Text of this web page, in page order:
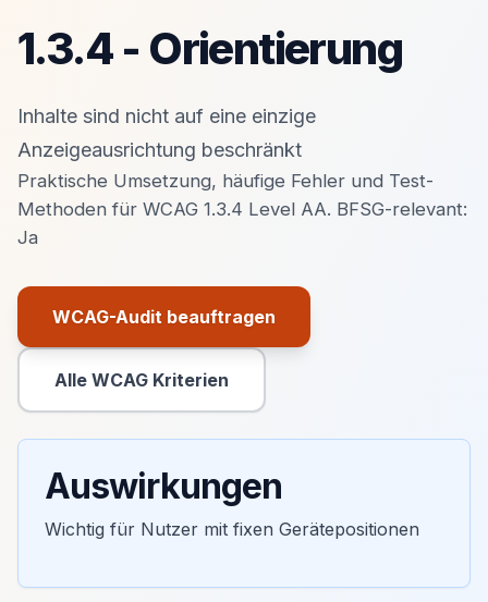
1.3.4 - Orientierung
Inhalte sind nicht auf eine einzige
Anzeigeausrichtung beschränkt
Praktische Umsetzung, häufige Fehler und Test-
Methoden für WCAG 1.3.4 Level AA. BFSG-relevant:
Ja
WCAG-Audit beauftragen
Primäre Aktion
Alle WCAG Kriterien
Sekundäre Aktion
Auswirkungen
Wichtig für Nutzer mit fixen Gerätepositionen